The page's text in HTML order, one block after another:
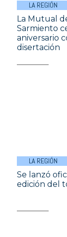
LA REGIÓN
La Mutual
Sarmiento
aniversario
disertación
LA REGIÓN
Se lanzó
edición del